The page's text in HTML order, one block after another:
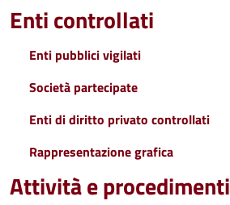
Enti controllati
Enti pubblici vigilati
Società partecipate
Enti di diritto privato controllati
Rappresentazione grafica
Attività e procedimenti